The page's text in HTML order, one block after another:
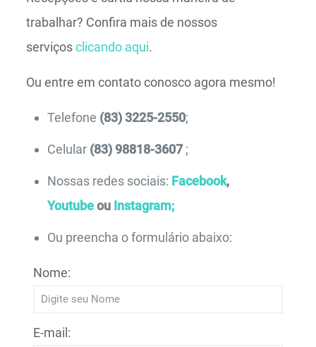
trabalhar? Confira mais de nossos
serviçosclicando aqui.
Ou entre em contato conosco agora mesmo!
Telefone (83) 3225-2550;
Celular (83) 98818-3607 ;
Nossas redes sociais: Facebook,
Youtubeou Instagram;
Ou preencha o formulário abaixo:
Nome:
E-mail: